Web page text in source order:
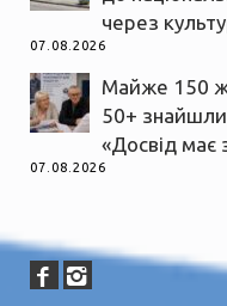
через
07.08.2026
Майже 150
50+
«Досвід має
07.08.2026